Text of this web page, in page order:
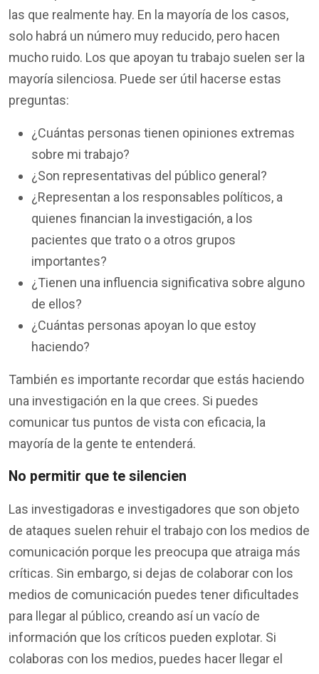
las que realmente hay. En la mayoría de los casos,
solo habrá un número muy reducido, pero hacen
mucho ruido. Los que apoyan tu trabajo suelen ser la
mayoría silenciosa. Puede ser útil hacerse estas
preguntas:
¿Cuántas personas tienen opiniones extremas
sobre mi trabajo?
¿Son representativas del público general?
¿Representan a los responsables políticos, a
quienes financian la investigación, a los
pacientes que trato o a otros grupos
importantes?
¿Tienen una influencia significativa sobre alguno
de ellos?
¿Cuántas personas apoyan lo que estoy
haciendo?
También es importante recordar que estás haciendo
una investigación en la que crees. Si puedes
comunicar tus puntos de vista con eficacia, la
mayoría de la gente te entenderá.
No permitir que te silencien
Las investigadoras e investigadores que son objeto
de ataques suelen rehuir el trabajo con los medios de
comunicación porque les preocupa que atraiga más
críticas. Sin embargo, si dejas de colaborar con los
medios de comunicación puedes tener dificultades
para llegar al público, creando así un vacío de
información que los críticos pueden explotar. Si
colaboras con los medios, puedes hacer llegar el